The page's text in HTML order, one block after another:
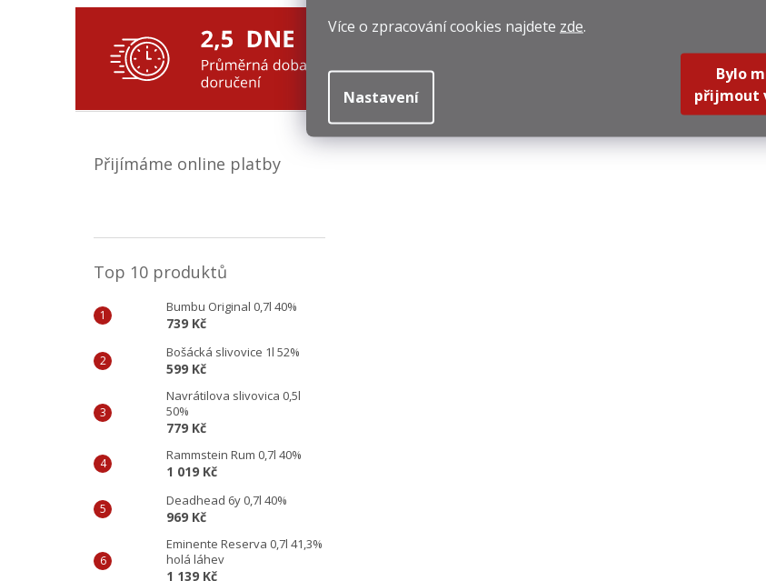
Více o zpracování cookies najdete zde.
Nastavení
Bylo
přijmout
Přijímáme online platby
Top 10 produktů
Bumbu Original 0,7l 40%
739 Kč
Bošácká slivovice 1l 52%
599 Kč
Navrátilova slivovica 0,5l
50%
779 Kč
Rammstein Rum 0,7l 40%
1 019 Kč
Deadhead 6y 0,7l 40%
969 Kč
Eminente Reserva 0,7l 41,3%
holá láhev
1 139 Kč